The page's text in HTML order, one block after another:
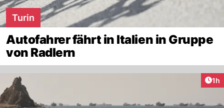
Turin
Autofahrer fährt in Italien in Gruppe
von Radlern
1h